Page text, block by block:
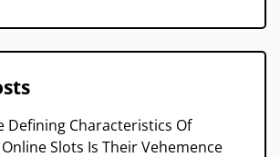
Defining Characteristics Of
Slots Is Their Vehemence